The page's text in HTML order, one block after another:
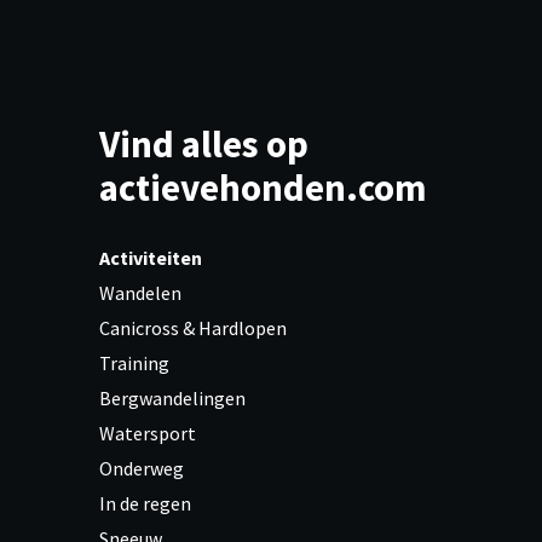
Vind alles op
actievehonden.com
Activiteiten
Wandelen
Canicross & Hardlopen
Training
Bergwandelingen
Watersport
Onderweg
In de regen